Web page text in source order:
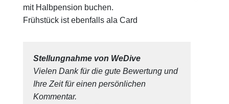
mit Halbpension buchen.
Frühstück ist ebenfalls ala Card
Stellungnahme von WeDive
Vielen Dank für die gute Bewertung und
Ihre Zeit für einen persönlichen
Kommentar.